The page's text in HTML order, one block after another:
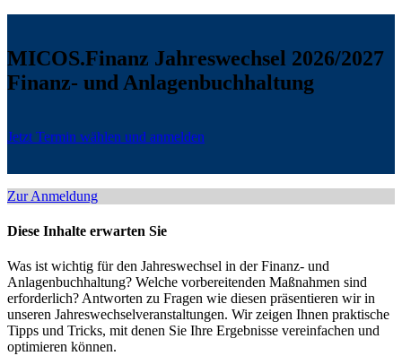
MICOS.Finanz Jahreswechsel 2026/2027
Finanz- und Anlagenbuchhaltung
Jetzt Termin wählen und anmelden
Zur Anmeldung
Diese Inhalte erwarten Sie
Was ist wichtig für den Jahreswechsel in der Finanz- und
Anlagenbuchhaltung? Welche vorbereitenden Maßnahmen sind
erforderlich? Antworten zu Fragen wie diesen präsentieren wir in
unseren Jahreswechselveranstaltungen. Wir zeigen Ihnen praktische
Tipps und Tricks, mit denen Sie Ihre Ergebnisse vereinfachen und
optimieren können.